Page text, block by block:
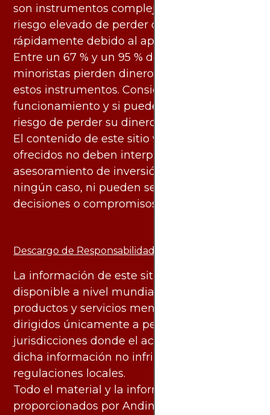
son instrumentos complejos y conllevan un
riesgo elevado de perder dinero
rápidamente debido al apalancamiento.
Entre un 67 % y un 95 % de los inversores
minoristas pierden dinero al negociar con
estos instrumentos. Considere si entiende su
funcionamiento y si puede asumir el alto
riesgo de perder su dinero.
El contenido de este sitio web y los servicios
ofrecidos no deben interpretarse como
asesoramiento de inversión ni financiero en
ningún caso, ni pueden servir de base para
decisiones o compromisos de ningún tipo.
Descargo de Responsabilidad:
La información de este sitio web está
disponible a nivel mundial. Sin embargo, los
productos y servicios mencionados están
dirigidos únicamente a personas en
jurisdicciones donde el acceso y uso de
dicha información no infringe leyes o
regulaciones locales.
Todo el material y la información
proporcionados por AndinoTrading.com se